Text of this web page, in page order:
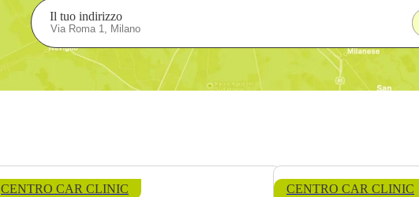
Il tuo indirizzo
CENTRO CAR CLINIC CENTRO CAR CLINIC